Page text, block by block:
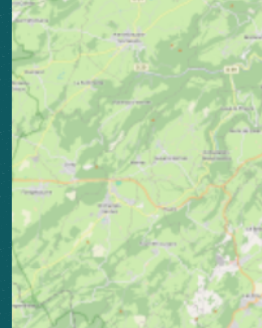
Nous contacter
Nos bureaux Nos stations
Newsletter
Abonnez-vous pour rester
informé, et continuer à vibrer !
S'abonner
Boutique
Espace presse Espace pro
Brochures